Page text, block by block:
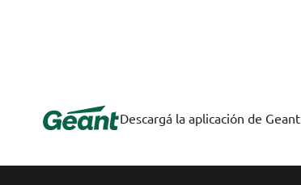
Descargá la aplicación de